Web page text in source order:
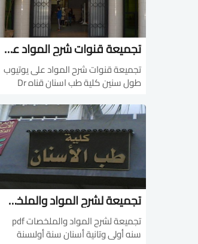
تجميعة قنوات شرح المواد على يوتيوب لكلية طب اسنان
تجميعة قنوات شرح المواد على يوتيوب
طول سنين كلية طب اسنان قناه Dr
http://bit.ly/383zn6tقناة Sameh
Ghazy فى شرح Anatomy
http://bit.ly/3oRomfa قناه Mahmoud
Al Ankily...
تجميعة لشرح المواد والملخصات pdf لسنه أولى وتانية طب أسنان
تجميعة لشرح المواد والملخصات pdf
سنه أولى وتانية أسنان سنة أولىسنة